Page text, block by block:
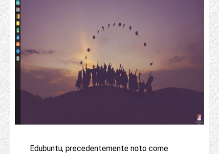
Edubuntu, precedentemente noto come